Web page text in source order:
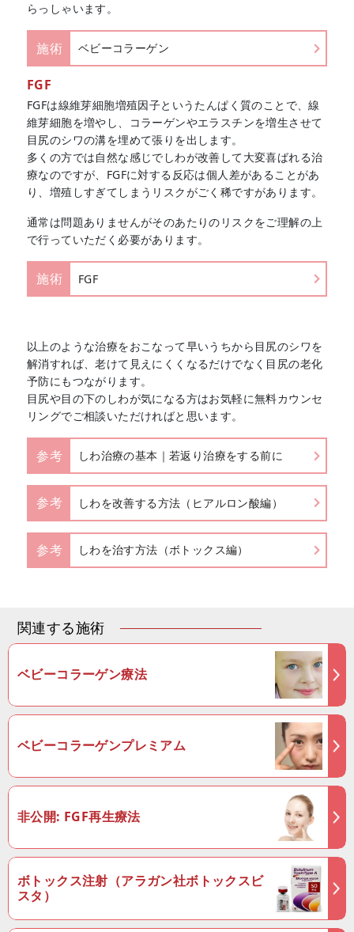
らっしゃいます。
施術 ベビーコラーゲン
FGF
FGFは線維芽細胞増殖因子というたんぱく質のことで、線
維芽細胞を増やし、コラーゲンやエラスチンを増生させて
目尻のシワの溝を埋めて張りを出します。
多くの方では自然な感じでしわが改善して大変喜ばれる治
療なのですが、FGFに対する反応は個人差があることがあ
り、増殖しすぎてしまうリスクがごく稀ですがあります。
通常は問題ありませんがそのあたりのリスクをご理解の上
で行っていただく必要があります。
施術 FGF
以上のような治療をおこなって早いうちから目尻のシワを
解消すれば、老けて見えにくくなるだけでなく目尻の老化
予防にもつながります。
目尻や目の下のしわが気になる方はお気軽に無料カウンセ
リングでご相談いただければと思います。
参考 しわ治療の基本｜若返り治療をする前に
参考 しわを改善する方法（ヒアルロン酸編）
参考 しわを治す方法（ボトックス編）
関連する施術
ベビーコラーゲン療法
ベビーコラーゲンプレミアム
非公開: FGF再生療法
ボトックス注射（アラガン社ボトックスビ
スタ）